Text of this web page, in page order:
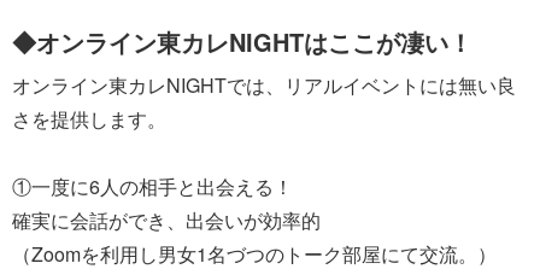
◆オンライン東カレNIGHTはここが凄い！
オンライン東カレNIGHTでは、リアルイベントには無い良
さを提供します。
①一度に6人の相手と出会える！
確実に会話ができ、出会いが効率的
（Zoomを利用し男女1名づつのトーク部屋にて交流。）